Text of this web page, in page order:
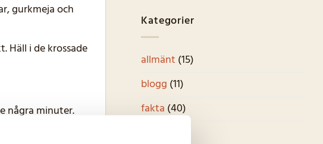
gurkmeja och
Häll i de krossade
några minuter.
Kategorier
allmänt (15)
blogg (11)
fakta (40)